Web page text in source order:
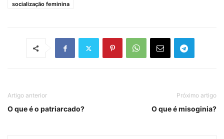
socialização feminina
Artigo anterior
O que é o patriarcado?
Próximo artigo
O que é misoginia?